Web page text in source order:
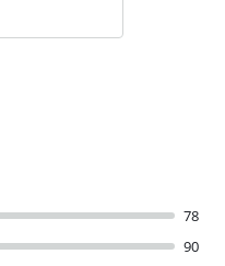
reviews.
78
90